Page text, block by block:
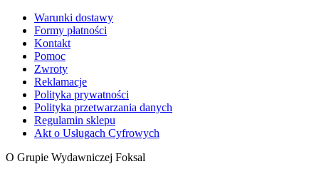
Warunki dostawy
Formy płatności
Kontakt
Pomoc
Zwroty
Reklamacje
Polityka prywatności
Polityka przetwarzania danych
Regulamin sklepu
Akt o Usługach Cyfrowych
O Grupie Wydawniczej Foksal